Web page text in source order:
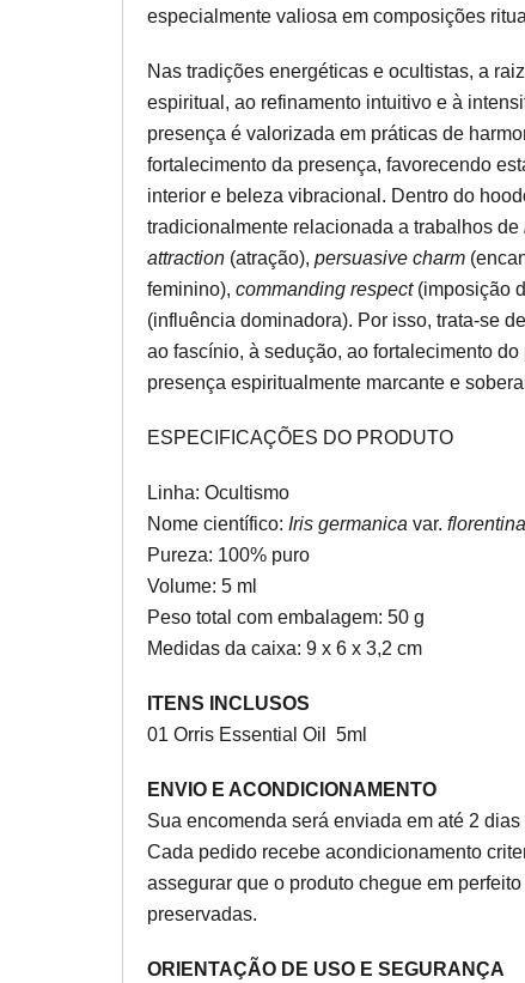
especialmente valiosa em composições
Nas tradições energéticas e ocultistas, a
espiritual, ao refinamento intuitivo e à
presença é valorizada em práticas de
fortalecimento da presença, favorecendo
interior e beleza vibracional. Dentro do
tradicionalmente relacionada a trabalhos de
attraction (atração), persuasive charm
feminino), commanding respect(imposição
(influência dominadora). Por isso, trata-se
ao fascínio, à sedução, ao fortalecimento
presença espiritualmente marcante e
ESPECIFICAÇÕES DO PRODUTO
Linha: Ocultismo
Nome científico: Iris germanica var. florentina
Pureza: 100% puro
Volume: 5 ml
Peso total com embalagem: 50 g
Medidas da caixa: 9 x 6 x 3,2 cm
ITENS INCLUSOS
01 Orris Essential Oil 5ml
ENVIO E ACONDICIONAMENTO
Sua encomenda será enviada em até 2
Cada pedido recebe acondicionamento
assegurar que o produto chegue em
preservadas.
ORIENTAÇÃO DE USO E SEGURANÇA